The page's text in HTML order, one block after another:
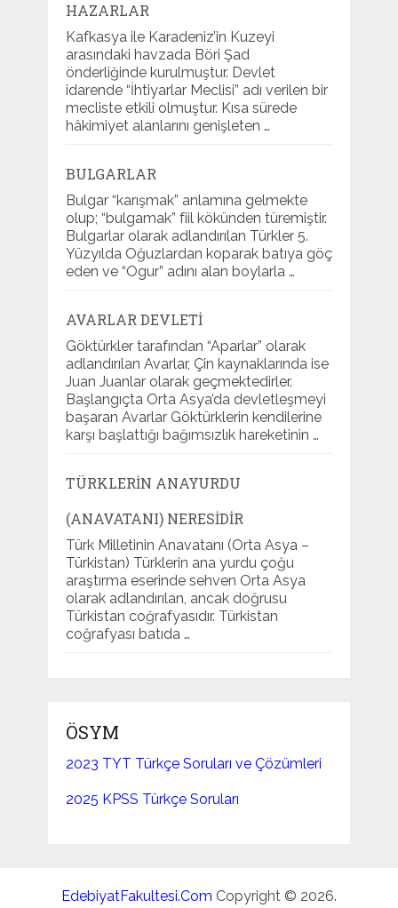
HAZARLAR
Kafkasya ile Karadeniz’in Kuzeyi
arasındaki havzada Böri Şad
önderliğinde kurulmuştur. Devlet
idarende “İhtiyarlar Meclisi” adı verilen bir
mecliste etkili olmuştur. Kısa sürede
hâkimiyet alanlarını genişleten …
BULGARLAR
Bulgar “karışmak” anlamına gelmekte
olup; “bulgamak” fiil kökünden türemiştir.
Bulgarlar olarak adlandırılan Türkler 5.
Yüzyılda Oğuzlardan koparak batıya göç
eden ve “Ogur” adını alan boylarla …
AVARLAR DEVLETI
Göktürkler tarafından “Aparlar” olarak
adlandırılan Avarlar, Çin kaynaklarında ise
Juan Juanlar olarak geçmektedirler.
Başlangıçta Orta Asya’da devletleşmeyi
başaran Avarlar Göktürklerin kendilerine
karşı başlattığı bağımsızlık hareketinin …
TÜRKLERIN ANAYURDU
(ANAVATANI) NERESIDIR
Türk Milletinin Anavatanı (Orta Asya –
Türkistan) Türklerin ana yurdu çoğu
araştırma eserinde sehven Orta Asya
olarak adlandırılan, ancak doğrusu
Türkistan coğrafyasıdır. Türkistan
coğrafyası batıda …
ÖSYM
2023 TYT Türkçe Soruları ve Çözümleri
2025 KPSS Türkçe Soruları
EdebiyatFakultesi.Com Copyright © 2026.